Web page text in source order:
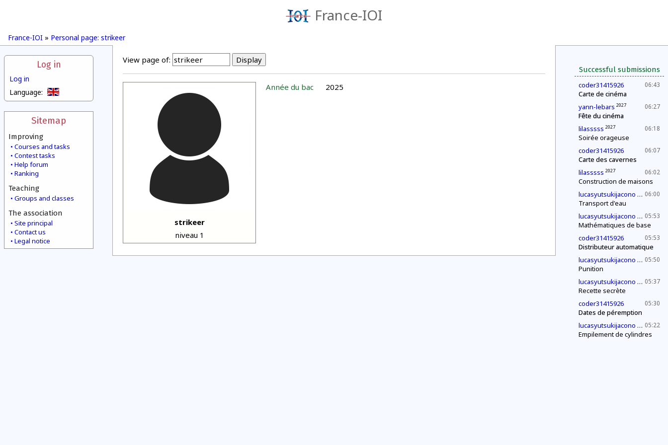
France-IOI
France-IOI » Personal page: strikeer
Log in
Log in
Language:
Sitemap
Improving
Courses and tasks
Contest tasks
Help forum
Ranking
Teaching
Groups and classes
The association
Site principal
Contact us
Legal notice
Successful submissions
06:43
coder31415926
Carte de cinéma
06:27
yann-lebars 2027
Fête du cinéma
06:18
lilasssss 2027
Soirée orageuse
06:07
coder31415926
Carte des cavernes
06:02
lilasssss 2027
Construction de maisons
06:00
lucasyutsukijacono 2030
Transport d'eau
05:53
lucasyutsukijacono 2030
Mathématiques de base
05:53
coder31415926
Distributeur automatique
05:50
lucasyutsukijacono 2030
Punition
05:37
lucasyutsukijacono 2030
Recette secrète
05:30
coder31415926
Dates de péremption
05:22
lucasyutsukijacono 2030
Empilement de cylindres
View page of:
strikeer
niveau 1
Année du bac 2025